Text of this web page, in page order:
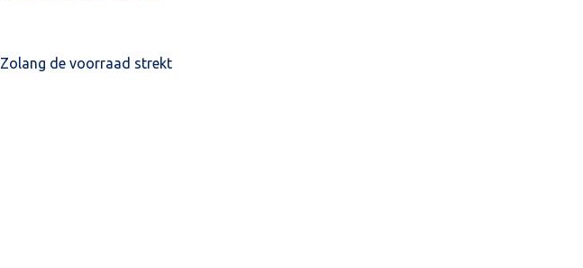
Zolang de voorraad strekt